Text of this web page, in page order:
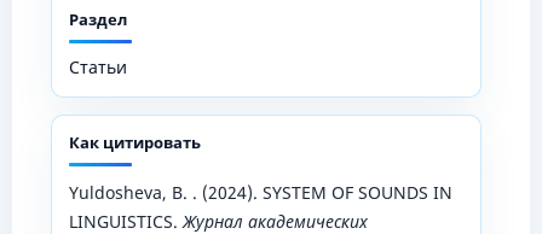
Раздел
Статьи
Как цитировать
Yuldosheva, B. . (2024). SYSTEM OF SOUNDS IN
LINGUISTICS.Журнал академических